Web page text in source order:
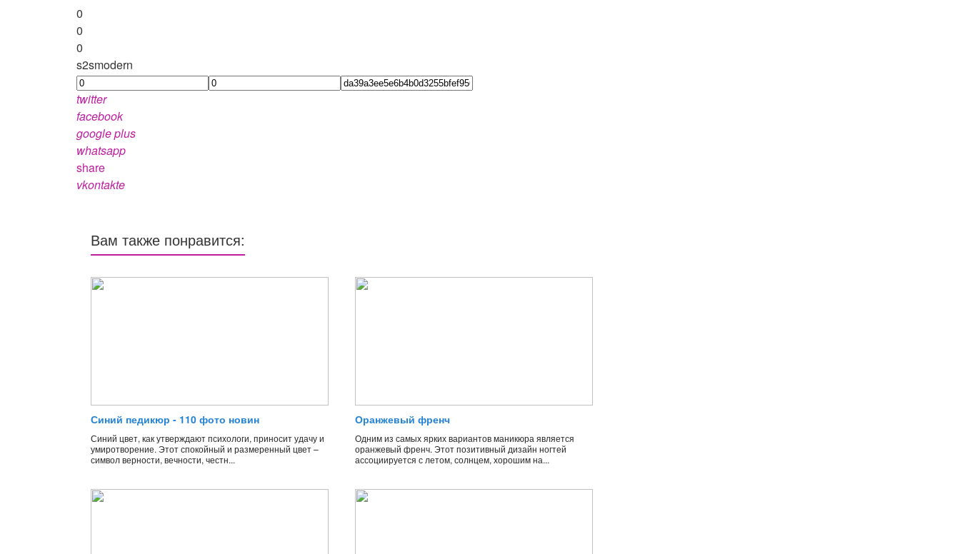
0
0
0
s2smodern
twitter
facebook
google plus
whatsapp
share
vkontakte
Вам также понравится:
Синий педикюр - 110 фото новин
Синий цвет, как утверждают психологи, приносит удачу и
умиротворение. Этот спокойный и размеренный цвет –
символ верности, вечности, честн...
Оранжевый френч
Одним из самых ярких вариантов маникюра является
оранжевый френч. Этот позитивный дизайн ногтей
ассоциируется с летом, солнцем, хорошим на...